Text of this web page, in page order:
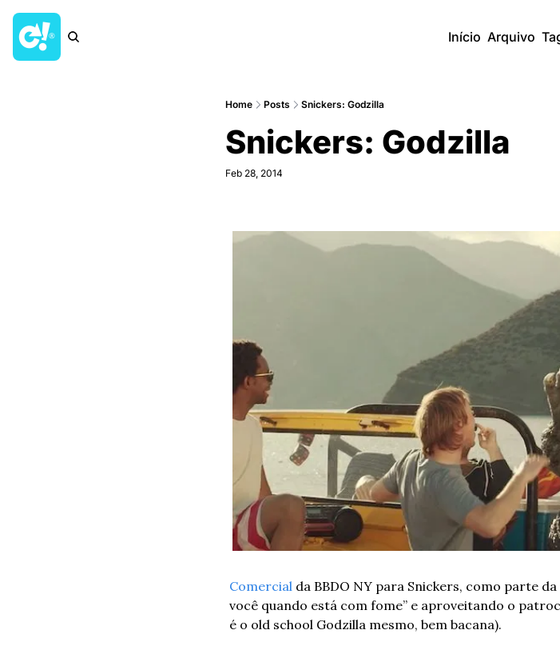
Início Arquivo
Home Posts Snickers: Godzilla
Snickers: Godzilla
Feb 28, 2014
Comercial da BBDO NY para Snickers, como parte
você quando está com fome” e aproveitando o
é o old school Godzilla mesmo, bem bacana).